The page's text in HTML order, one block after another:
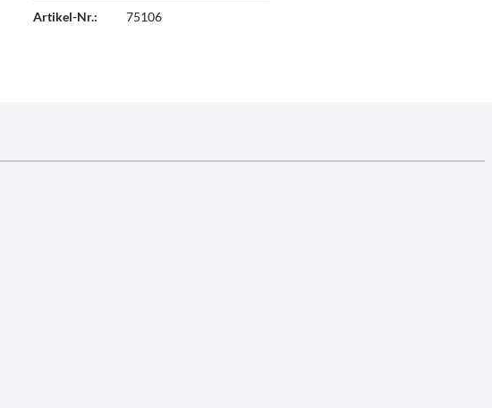
Artikel-Nr.: 75106